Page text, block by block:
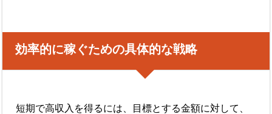
効率的に稼ぐための具体的な戦略
短期で高収入を得るには、目標とする金額に対して、